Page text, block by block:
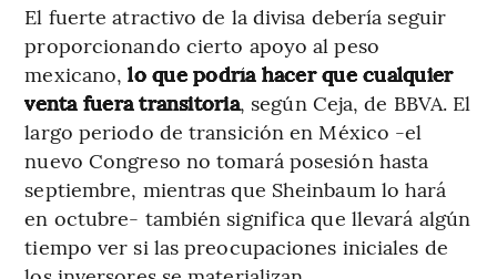
El fuerte atractivo de la divisa debería seguir
proporcionando cierto apoyo al peso
mexicano,lo que podría hacer que cualquier
venta fuera transitoria, según Ceja, de BBVA. El
largo periodo de transición en México -el
nuevo Congreso no tomará posesión hasta
septiembre, mientras que Sheinbaum lo hará
en octubre- también significa que llevará algún
tiempo ver si las preocupaciones iniciales de